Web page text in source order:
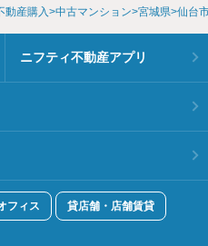
動産購入 中古マンション 宮城県 仙台
ニフティ不動産アプリ
フィス 貸店舗・店舗賃貸